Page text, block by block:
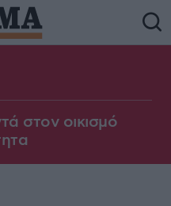
στον οικισμό